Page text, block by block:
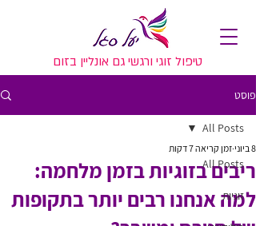
טיפול זוגי ורגשי גם אונליין בזום
פוסט
All Posts
זוגיות
All Posts
ריבים בזוגיות בזמן מלחמה:
למה אנחנו רבים יותר בתקופות
8 ביוני זמן קריאה 7 דקות